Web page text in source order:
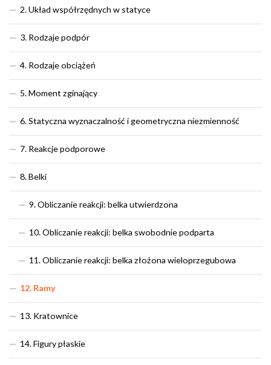
2. Układ współrzędnych w statyce
3. Rodzaje podpór
4. Rodzaje obciążeń
5. Moment zginający
6. Statyczna wyznaczalność i geometryczna niezmienność
7. Reakcje podporowe
8. Belki
9. Obliczanie reakcji: belka utwierdzona
10. Obliczanie reakcji: belka swobodnie podparta
11. Obliczanie reakcji: belka złożona wieloprzegubowa
12. Ramy
13. Kratownice
14. Figury płaskie